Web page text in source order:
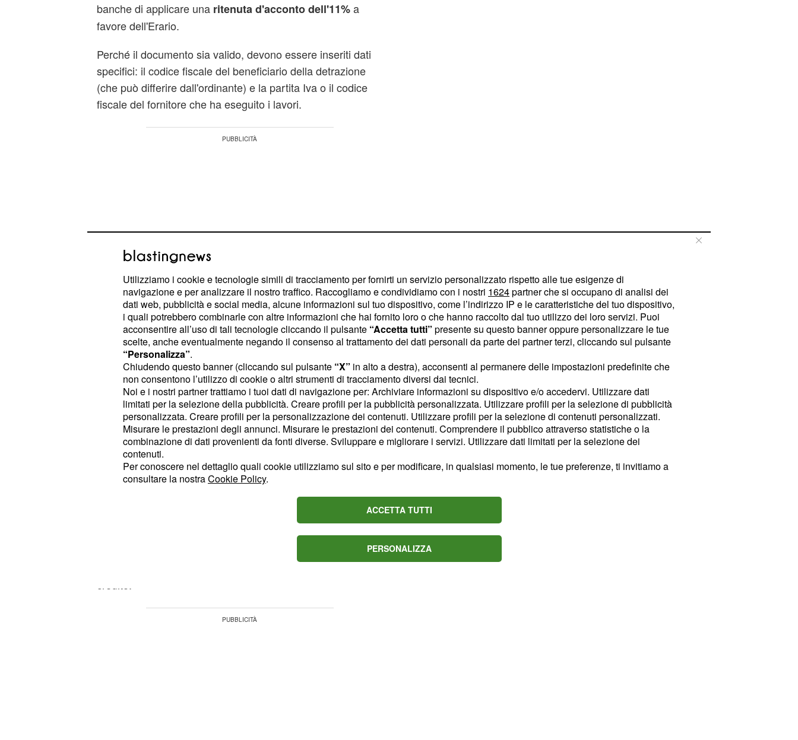
banche di applicare una ritenuta d'acconto dell'11%a
favore dell'Erario.
Perché il documento sia valido, devono essere inseriti dati
specifici: il codice fiscale del beneficiario della detrazione
(che può differire dall'ordinante) e la partita Iva o il codice
fiscale del fornitore che ha eseguito i lavori.
È importante ricordare che questo obbligo non sussiste per
oneri di urbanizzazione, bolli o diritti di segreteria legati alle
autorizzazioni amministrative.
Errori comuni: dal bonifico
ordinario alle imprese estere
Uno degli errori più frequenti
è l'utilizzo del bonifico ordinario
al posto di quello fiscale. Anche se nella causale libera
viene specificato il riferimento ai bonus edilizi, il pagamento
rimane tecnicamente errato poiché impedisce l'applicazione
della ritenuta d'acconto. Al contrario, l'inserimento di una
(ad esempio scambiare interventi edilizi con
Utilizziamo i cookie e tecnologie simili di tracciamento per fornirti un servizio personalizzato rispetto alle tue esigenze di
navigazione e per analizzare il nostro traffico. Raccogliamo e condividiamo con i nostri 1624partner che si occupano di analisi dei
dati web, pubblicità e social media, alcune informazioni sul tuo dispositivo, come l’indirizzo IP e le caratteristiche del tuo dispositivo,
i quali potrebbero combinarle con altre informazioni che hai fornito loro o che hanno raccolto dal tuo utilizzo dei loro servizi. Puoi
acconsentire all’uso di tali tecnologie cliccando il pulsante “Accetta tutti” presente su questo banner oppure personalizzare le tue
scelte, anche eventualmente negando il consenso al trattamento dei dati personali da parte dei partner terzi, cliccando sul pulsante
“Personalizza”.
Chiudendo questo banner (cliccando sul pulsante “X” in alto a destra), acconsenti al permanere delle impostazioni predefinite che
non consentono l’utilizzo di cookie o altri strumenti di tracciamento diversi dai tecnici.
Noi e i nostri partner trattiamo i tuoi dati di navigazione per: Archiviare informazioni su dispositivo e/o accedervi. Utilizzare dati
limitati per la selezione della pubblicità. Creare profili per la pubblicità personalizzata. Utilizzare profili per la selezione di pubblicità
personalizzata. Creare profili per la personalizzazione dei contenuti. Utilizzare profili per la selezione di contenuti personalizzati.
Misurare le prestazioni degli annunci. Misurare le prestazioni dei contenuti. Comprendere il pubblico attraverso statistiche o la
combinazione di dati provenienti da fonti diverse. Sviluppare e migliorare i servizi. Utilizzare dati limitati per la selezione dei
contenuti.
Per conoscere nel dettaglio quali cookie utilizziamo sul sito e per modificare, in qualsiasi momento, le tue preferenze, ti invitiamo a
consultare la nostraCookie Policy.
ACCETTA TUTTI
PERSONALIZZA